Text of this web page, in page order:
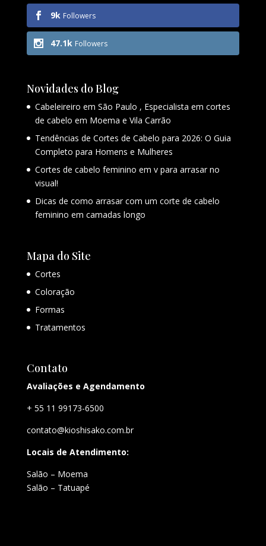
9k Followers
47.1k Followers
Novidades do Blog
Cabeleireiro em São Paulo , Especialista em cortes
de cabelo em Moema e Vila Carrão
Tendências de Cortes de Cabelo para 2026: O Guia
Completo para Homens e Mulheres
Cortes de cabelo feminino em v para arrasar no
visual!
Dicas de como arrasar com um corte de cabelo
feminino em camadas longo
Mapa do Site
Cortes
Coloração
Formas
Tratamentos
Contato
Avaliações e Agendamento
+ 55 11 99173-6500
contato@kioshisako.com.br
Locais de Atendimento:
Salão – Moema
Salão – Tatuapé